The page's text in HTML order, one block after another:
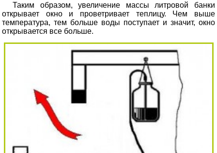
Таким образом, увеличение массы литровой банки
открывает окно и проветривает теплицу. Чем выше
температура, тем больше воды поступает и значит, окно
открывается все больше.